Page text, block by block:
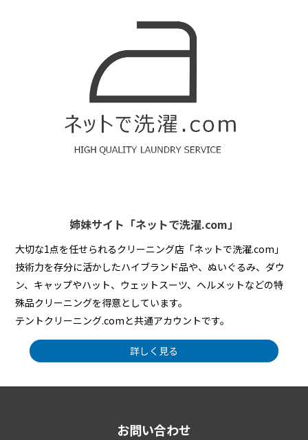
姉妹サイト「ネットで洗濯.com」
大切な1点を任せられるクリーニング店「ネットで洗濯.com」
技術力を存分に活かしたハイブランド品や、ぬいぐるみ、ダウ
ン、キャップやハット、ウェットスーツ、ヘルメットなどの特
殊品クリーニングを得意としています。
テントクリーニング.comと共通アカウントです。
詳しく見る
お問い合わせ